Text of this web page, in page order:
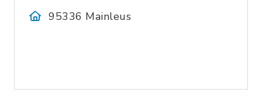
95336 Mainleus